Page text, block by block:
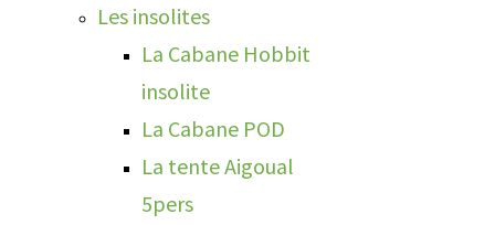
Les insolites
La Cabane Hobbit
insolite
La Cabane POD
La tente Aigoual
5pers